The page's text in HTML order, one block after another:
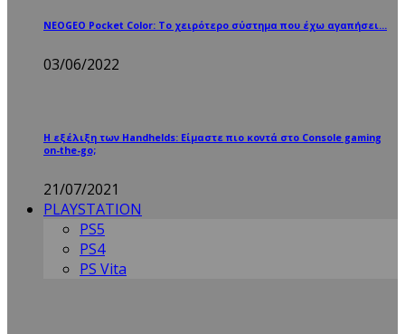
NEOGEO Pocket Color: Το χειρότερο σύστημα που έχω αγαπήσει…
03/06/2022
Η εξέλιξη των Handhelds: Είμαστε πιο κοντά στο Console gaming
on-the-go;
21/07/2021
PLAYSTATION
PS5
PS4
PS Vita